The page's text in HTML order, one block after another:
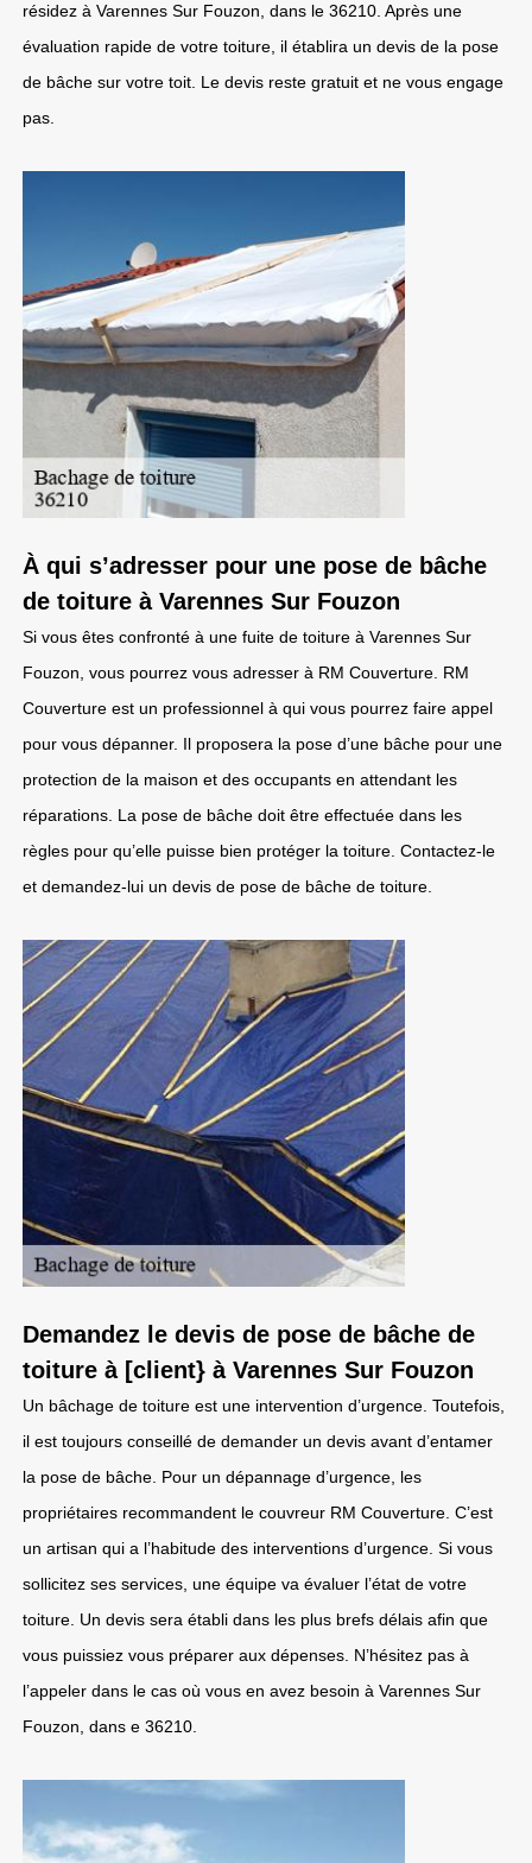
résidez à Varennes Sur Fouzon, dans le 36210. Après une
évaluation rapide de votre toiture, il établira un devis de la pose
de bâche sur votre toit. Le devis reste gratuit et ne vous engage
pas.
À qui s’adresser pour une pose de bâche
de toiture à Varennes Sur Fouzon
Si vous êtes confronté à une fuite de toiture à Varennes Sur
Fouzon, vous pourrez vous adresser à RM Couverture. RM
Couverture est un professionnel à qui vous pourrez faire appel
pour vous dépanner. Il proposera la pose d’une bâche pour une
protection de la maison et des occupants en attendant les
réparations. La pose de bâche doit être effectuée dans les
règles pour qu’elle puisse bien protéger la toiture. Contactez-le
et demandez-lui un devis de pose de bâche de toiture.
Demandez le devis de pose de bâche de
toiture à [client} à Varennes Sur Fouzon
Un bâchage de toiture est une intervention d’urgence. Toutefois,
il est toujours conseillé de demander un devis avant d’entamer
la pose de bâche. Pour un dépannage d’urgence, les
propriétaires recommandent le couvreur RM Couverture. C’est
un artisan qui a l’habitude des interventions d’urgence. Si vous
sollicitez ses services, une équipe va évaluer l’état de votre
toiture. Un devis sera établi dans les plus brefs délais afin que
vous puissiez vous préparer aux dépenses. N’hésitez pas à
l’appeler dans le cas où vous en avez besoin à Varennes Sur
Fouzon, dans e 36210.